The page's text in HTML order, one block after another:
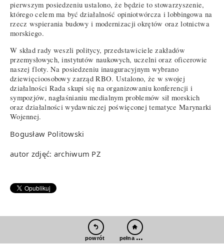
pierwszym posiedzeniu ustalono, że będzie to stowarzyszenie,
którego celem ma być działalność opiniotwórcza i lobbingowa na
rzecz wspierania budowy i modernizacji okrętów oraz lotnictwa
morskiego.
W skład rady weszli politycy, przedstawiciele zakładów
przemysłowych, instytutów naukowych, uczelni oraz oficerowie
naszej floty. Na posiedzeniu inauguracyjnym wybrano
dziewięcioosobowy zarząd RBO. Ustalono, że w swojej
działalności Rada skupi się na organizowaniu konferencji i
sympozjów, nagłaśnianiu medialnym problemów sił morskich
oraz działalności wydawniczej poświęconej tematyce Marynarki
Wojennej.
Bogusław Politowski
autor zdjęć: archiwum PZ
powrót pełna wersja